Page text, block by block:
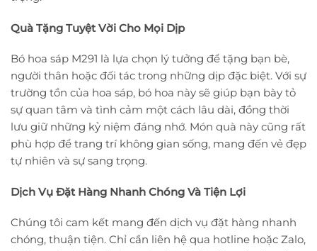
Quà Tặng Tuyệt Vời Cho Mọi Dịp
Bó hoa sáp M291 là lựa chọn lý tưởng để tặng bạn bè,
người thân hoặc đối tác trong những dịp đặc biệt. Với sự
trường tồn của hoa sáp, bó hoa này sẽ giúp bạn bày tỏ
sự quan tâm và tình cảm một cách lâu dài, đồng thời
lưu giữ những kỷ niệm đáng nhớ. Món quà này cũng rất
phù hợp để trang trí không gian sống, mang đến vẻ đẹp
tự nhiên và sự sang trọng.
Dịch Vụ Đặt Hàng Nhanh Chóng Và Tiện Lợi
Chúng tôi cam kết mang đến dịch vụ đặt hàng nhanh
chóng, thuận tiện. Chỉ cần liên hệ qua hotline hoặc Zalo,